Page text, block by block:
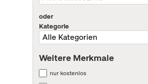
oder
Kategorie
Weitere Merkmale
nur kostenlos